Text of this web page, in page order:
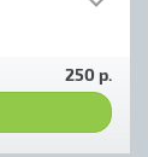
250 р.